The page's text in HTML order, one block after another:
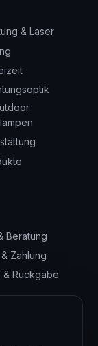
& Laser
Beratung
Zahlung
Rückgabe